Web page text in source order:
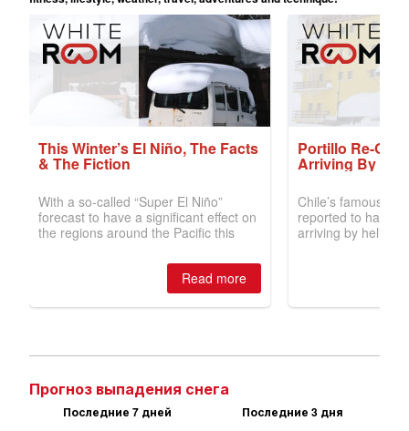
Прогноз выпадения снега
Последние 7 дней Последние 3 дня